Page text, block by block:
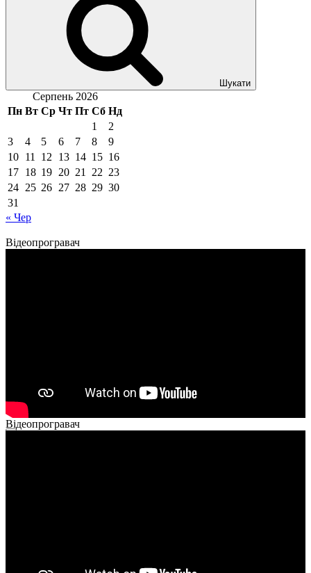
Шукати
Серпень 2026
Пн Вт Ср Чт Пт Сб Нд
1
2
3
4 5 6 7 8
9
10 11 12 13 14 15 16
17 18 19 20 21 22 23
24 25 26 27 28 29 30
31
« Чер
Відеопрогравач
Відеопрогравач